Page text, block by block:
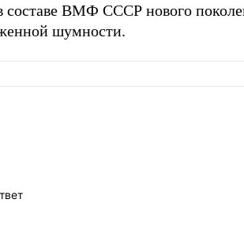
составе ВМФ СССР нового
шумности.